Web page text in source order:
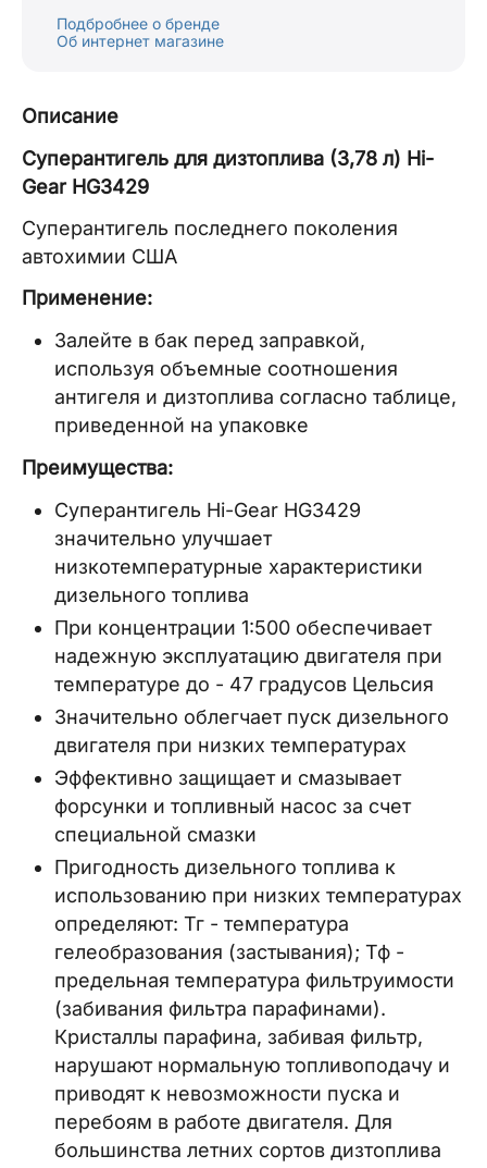
Подбробнее о бренде
Об интернет магазине
Описание
Суперантигель для дизтоплива (3,78 л) Hi-
Gear HG3429
Суперантигель последнего поколения
автохимии США
Применение:
Залейте в бак перед заправкой,
используя объемные соотношения
антигеля и дизтоплива согласно таблице,
приведенной на упаковке
Преимущества:
Суперантигель Hi-Gear HG3429
значительно улучшает
низкотемпературные характеристики
дизельного топлива
При концентрации 1:500 обеспечивает
надежную эксплуатацию двигателя при
температуре до - 47 градусов Цельсия
Значительно облегчает пуск дизельного
двигателя при низких температурах
Эффективно защищает и смазывает
форсунки и топливный насос за счет
специальной смазки
Пригодность дизельного топлива к
использованию при низких температурах
определяют: Тг - температура
гелеобразования (застывания); Тф -
предельная температура фильтруимости
(забивания фильтра парафинами).
Кристаллы парафина, забивая фильтр,
нарушают нормальную топливоподачу и
приводят к невозможности пуска и
перебоям в работе двигателя. Для
большинства летних сортов дизтоплива